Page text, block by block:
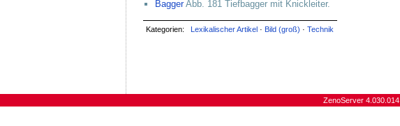
Bagger Abb. 181 Tiefbagger mit Knickleiter.
Kategorien: Lexikalischer Artikel · Bild (groß) ·Technik
ZenoServer 4.030.014